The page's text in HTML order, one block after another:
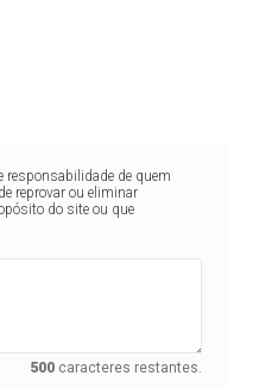
responsabilidade de quem
reprovar ou eliminar
do site ou que
500 caracteres restantes.